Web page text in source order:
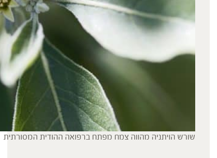
שורש הויתניה מהווה צמח מפתח ברפואה ההודית המסורתית